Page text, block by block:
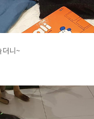
더니~